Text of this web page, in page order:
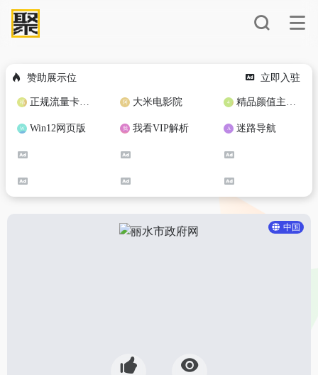
赞助展示位 立即入驻
正规流量卡免费加盟合作 大米电影院 精品颜值主播定制
Win12网页版 我看VIP解析 迷路导航
中国